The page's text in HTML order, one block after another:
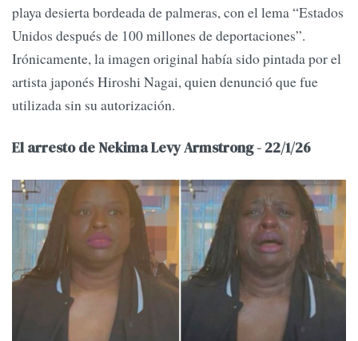
playa desierta bordeada de palmeras, con el lema “Estados
Unidos después de 100 millones de deportaciones”.
Irónicamente, la imagen original había sido pintada por el
artista japonés Hiroshi Nagai, quien denunció que fue
utilizada sin su autorización.
El arresto de Nekima Levy Armstrong - 22/1/26